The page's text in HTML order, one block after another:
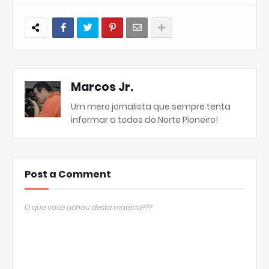
Marcos Jr.
Um mero jornalista que sempre tenta
informar a todos do Norte Pioneiro!
Post a Comment
O que você achou desta matéria???